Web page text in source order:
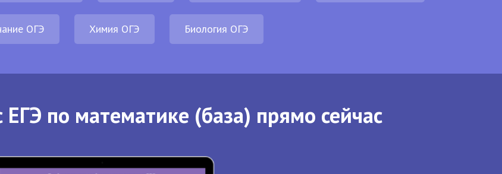
ОГЭ Химия ОГЭ Биология ОГЭ
по математике (база) прямо сейчас